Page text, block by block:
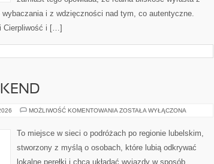
i z wdzięczności nad tym, co autentyczne.
Cierpliwość i […]
MOŻLIWOŚĆ KOMENTOWANIA MIEJSCA
ZOSTAŁA WYŁĄCZONA
To miejsce w sieci o podróżach po regionie lubelskim,
stworzony z myślą o osobach, które lubią odkrywać
lokalne perełki i chcą układać wyjazdy w sposób